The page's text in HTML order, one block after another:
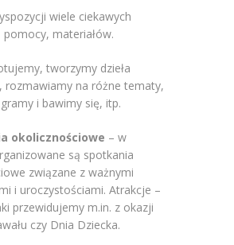
wiele ciekawych
materiałów.
tworzymy dzieła
rozmawiamy na różne tematy,
i bawimy się, itp.
okolicznościowe – w
są spotkania
związane z ważnymi
i uroczystościami. Atrakcje –
przewidujemy m.in. z okazji
czy Dnia Dziecka.